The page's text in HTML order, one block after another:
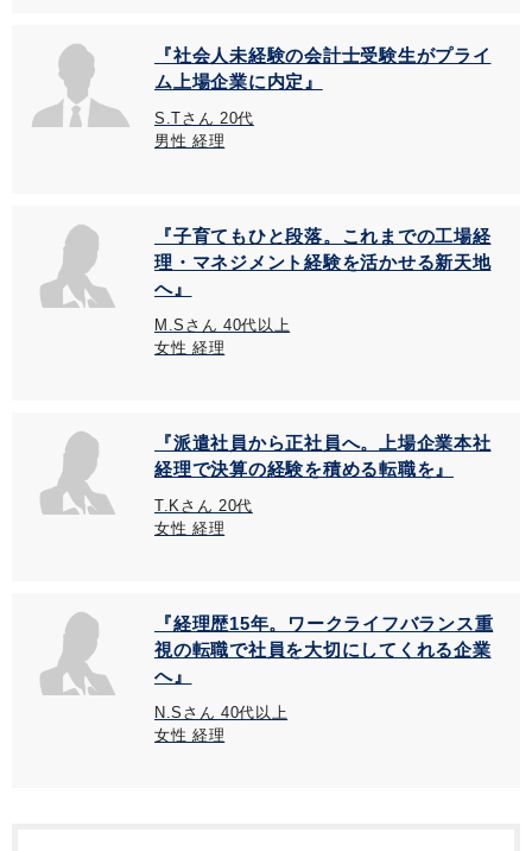
『社会人未経験の会計士受験生がプライ
ム上場企業に内定』
S.Tさん 20代
男性 経理
『子育てもひと段落。これまでの工場経
理・マネジメント経験を活かせる新天地
へ』
M.Sさん 40代以上
女性 経理
『派遣社員から正社員へ。上場企業本社
経理で決算の経験を積める転職を』
T.Kさん 20代
女性 経理
『経理歴15年。ワークライフバランス重
視の転職で社員を大切にしてくれる企業
へ』
N.Sさん 40代以上
女性 経理